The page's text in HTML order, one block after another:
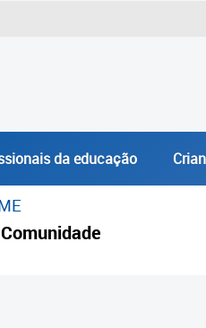
da educação
Comunidade